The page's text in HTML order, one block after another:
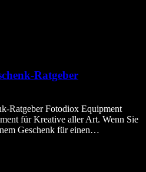
Ratgeber
Ratgeber Fotodiox Equipment
für Kreative aller Art. Wenn Sie
Geschenk für einen…